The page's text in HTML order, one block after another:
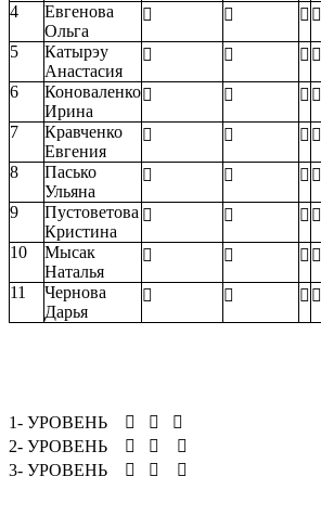
4
Евгенова
Ольга
   
5
Катырэу
Анастасия
   
6
Коноваленко
Ирина
   
7
Кравченко
Евгения
   
8
Пасько
Ульяна
   
9
Пустоветова
Кристина
   
10
Мысак
Наталья
   
11
Чернова
Дарья
   
1- УРОВЕНЬ  

2- УРОВЕНЬ
 

3- УРОВЕНЬ
  